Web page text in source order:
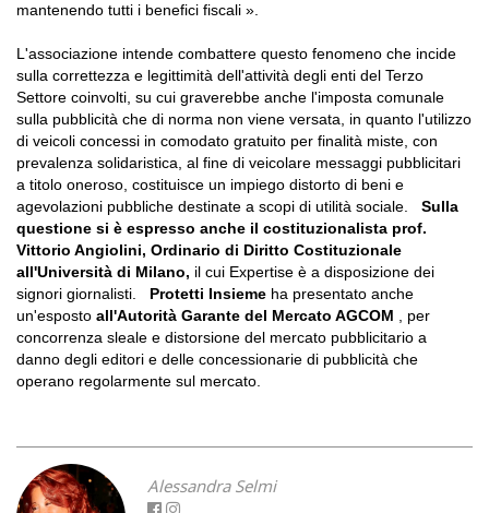
mantenendo tutti i benefici fiscali ».
L'associazione intende combattere questo fenomeno che incide
sulla correttezza e legittimità dell'attività degli enti del Terzo
Settore coinvolti, su cui graverebbe anche l'imposta comunale
sulla pubblicità che di norma non viene versata, in quanto l'utilizzo
di veicoli concessi in comodato gratuito per finalità miste, con
prevalenza solidaristica, al fine di veicolare messaggi pubblicitari
a titolo oneroso, costituisce un impiego distorto di beni e
agevolazioni pubbliche destinate a scopi di utilità sociale. Sulla
questione si è espresso anche il costituzionalista prof.
Vittorio Angiolini, Ordinario di Diritto Costituzionale
all'Università di Milano, il cui Expertise è a disposizione dei
signori giornalisti. Protetti Insieme ha presentato anche
un'esposto all'Autorità Garante del Mercato AGCOM , per
concorrenza sleale e distorsione del mercato pubblicitario a
danno degli editori e delle concessionarie di pubblicità che
operano regolarmente sul mercato.
Alessandra Selmi